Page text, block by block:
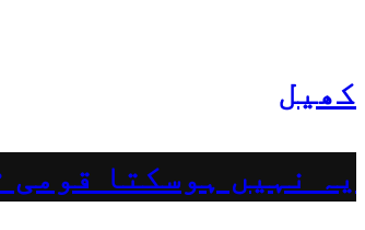
کھیل
یہ نہیں ہوسکتا